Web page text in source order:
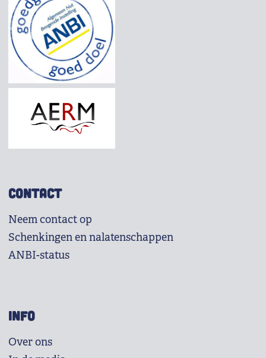
CONTACT
Neem contact op
Schenkingen en nalatenschappen
ANBI-status
INFO
Over ons